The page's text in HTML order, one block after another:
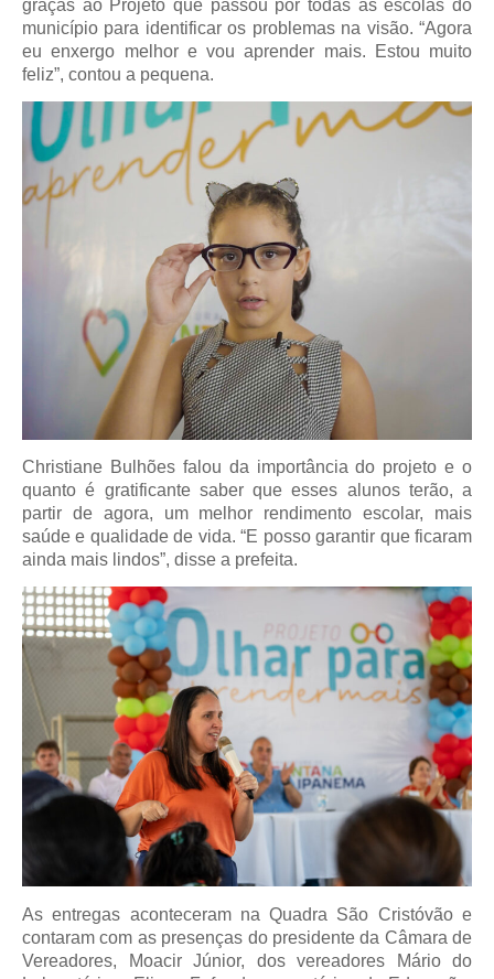
graças ao Projeto que passou por todas as escolas do
município para identificar os problemas na visão. “Agora
eu enxergo melhor e vou aprender mais. Estou muito
feliz”, contou a pequena.
Christiane Bulhões falou da importância do projeto e o
quanto é gratificante saber que esses alunos terão, a
partir de agora, um melhor rendimento escolar, mais
saúde e qualidade de vida. “E posso garantir que ficaram
ainda mais lindos”, disse a prefeita.
As entregas aconteceram na Quadra São Cristóvão e
contaram com as presenças do presidente da Câmara de
Vereadores, Moacir Júnior, dos vereadores Mário do